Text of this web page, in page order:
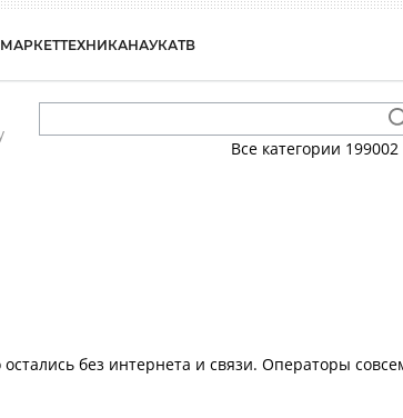
МАРКЕТТЕХНИКАНАУКАТВ
Все категории 199002
без интернета и связи. Операторы